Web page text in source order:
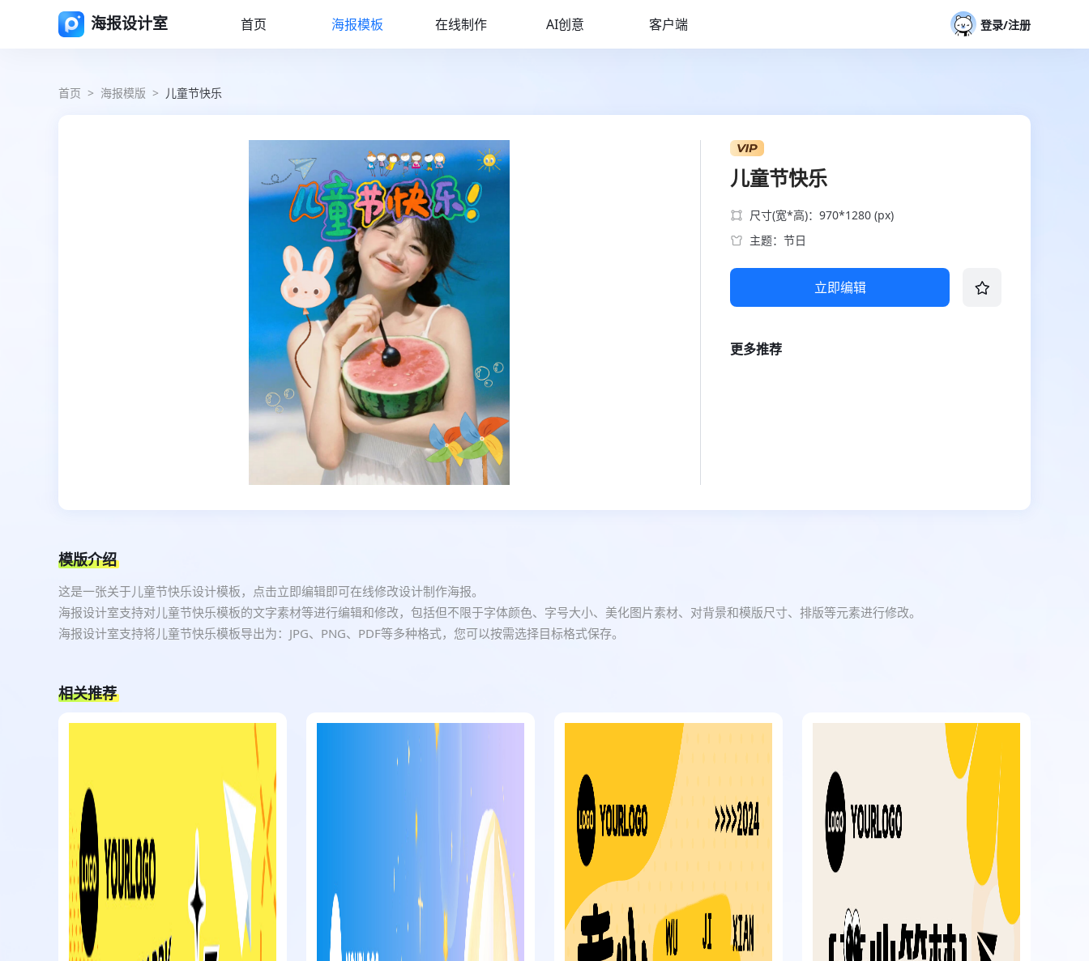
海报设计室 首页 海报模板 在线制作 AI创意 客户端 登录/注册
首页 > 海报模版 > 儿童节快乐
儿童节快乐
尺寸(宽*高)：970*1280 (px)
主题：节日
立即编辑
更多推荐
模版介绍
这是一张关于儿童节快乐设计模板，点击立即编辑即可在线修改设计制作海报。
海报设计室支持对儿童节快乐模板的文字素材等进行编辑和修改，包括但不限于字体颜色、字号大小、美化图片素材、对背景和模版尺寸、排版等元素进行修改。
海报设计室支持将儿童节快乐模板导出为：JPG、PNG、PDF等多种格式，您可以按需选择目标格式保存。
相关推荐